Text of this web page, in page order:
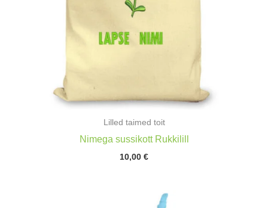
Lilled taimed toit
Nimega sussikott Rukkilill
10,00 €